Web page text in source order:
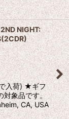
NIGHT:
入荷) ★ギフ
対象品です。
CA, USA